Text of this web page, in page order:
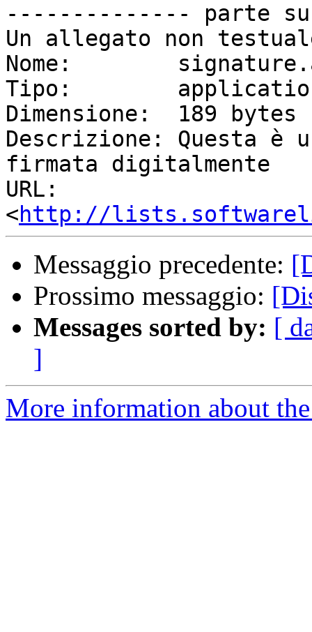
-------------- parte
Un allegato non
Nome:
Tipo:
Dimensione:  189 bytes
Descrizione: Questa è
firmata digitalmente
URL:
<http://
Messaggio precedente:
Prossimo messaggio:
Messages sorted by: [
]
More information about